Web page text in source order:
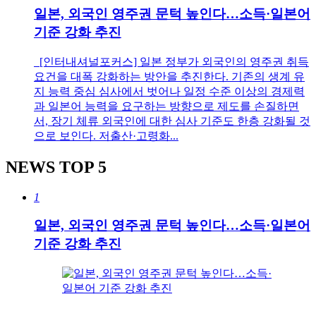
일본, 외국인 영주권 문턱 높인다…소득·일본어
기준 강화 추진
[인터내셔널포커스] 일본 정부가 외국인의 영주권 취득
요건을 대폭 강화하는 방안을 추진한다. 기존의 생계 유
지 능력 중심 심사에서 벗어나 일정 수준 이상의 경제력
과 일본어 능력을 요구하는 방향으로 제도를 손질하면
서, 장기 체류 외국인에 대한 심사 기준도 한층 강화될 것
으로 보인다. 저출산·고령화...
NEWS TOP 5
1
일본, 외국인 영주권 문턱 높인다…소득·일본어
기준 강화 추진